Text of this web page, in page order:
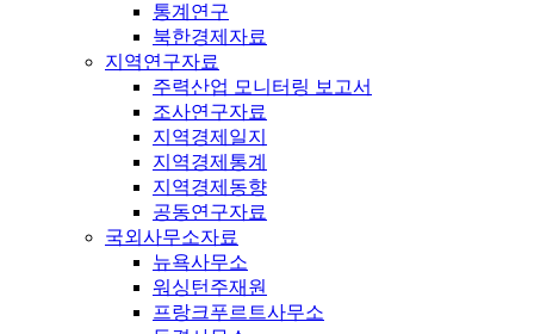
통계연구
북한경제자료
지역연구자료
주력산업 모니터링 보고서
조사연구자료
지역경제일지
지역경제통계
지역경제동향
공동연구자료
국외사무소자료
뉴욕사무소
워싱턴주재원
프랑크푸르트사무소